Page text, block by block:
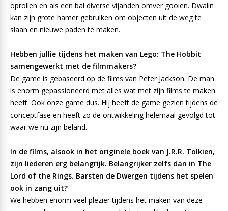
oprollen en als een bal diverse vijanden omver gooien. Dwalin
kan zijn grote hamer gebruiken om objecten uit de weg te
slaan en nieuwe paden te maken.
Hebben jullie tijdens het maken van Lego: The Hobbit
samengewerkt met de filmmakers?
De game is gebaseerd op de films van Peter Jackson. De man
is enorm gepassioneerd met alles wat met zijn films te maken
heeft. Ook onze game dus. Hij heeft de game gezien tijdens de
conceptfase en heeft zo de ontwikkeling helemaal gevolgd tot
waar we nu zijn beland.
In de films, alsook in het originele boek van J.R.R. Tolkien,
zijn liederen erg belangrijk. Belangrijker zelfs dan in The
Lord of the Rings. Barsten de Dwergen tijdens het spelen
ook in zang uit?
We hebben enorm veel plezier tijdens het maken van deze